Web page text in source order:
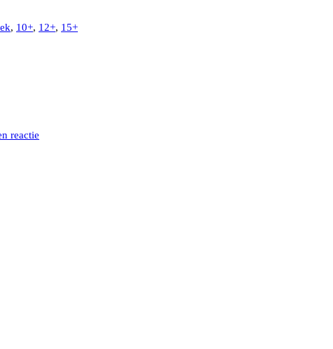
, 10+, 12+, 15+
reactie